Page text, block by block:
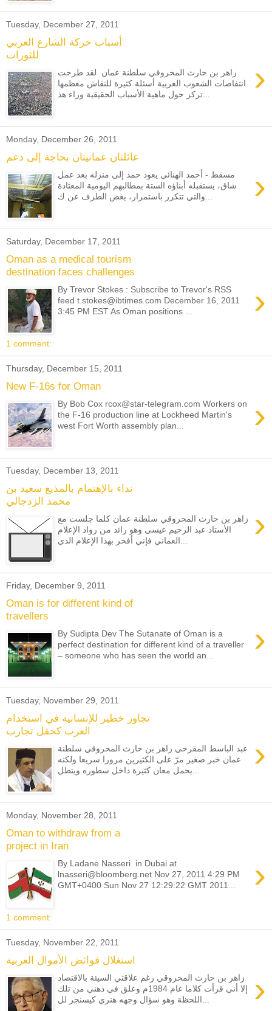
Tuesday, December 27, 2011
أسباب حركة الشارع العربي
للثورات
›
زاهر بن حارث المحروقي سلطنة عمان لقد طرحت
انتفاضات الشعوب العربية أسئلة كثيرة للنقاش معظمها
Monday, December 26, 2011
عائلتان عمانيتان بحاجة إلى دعم
›
مسقط - أحمد الهنائي يعود حمد إلى منزله بعد عمل
شاق، يستقبله أبناؤه الستة بمطالبهم اليومية المعتادة
Saturday, December 17, 2011
Oman as a medical tourism
destination faces challenges
›
By Trevor Stokes : Subscribe to Trevor's RSS
feed t.stokes@ibtimes.com December 16, 2011
3:45 PM EST As Oman positions ...
1 comment:
Thursday, December 15, 2011
New F-16s for Oman
›
By Bob Cox rcox@star-telegram.com Workers on
the F-16 production line at Lockheed Martin's
west Fort Worth assembly plan...
Tuesday, December 13, 2011
نداء بالإهتمام بالمذيع سعيد بن
محمد الزدجالي
›
زاهر بن حارث المحروقي سلطنة عمان كلما جلست مع
الأستاذ عبد الرحيم عيسى وهو رائد من رواد الإعلام
Friday, December 9, 2011
Oman is for different kind of
travellers
›
By Sudipta Dev The Sutanate of Oman is a
perfect destination for different kind of a traveller
– someone who has seen the world an...
Tuesday, November 29, 2011
تجاوز خطير للإنسانية في استخدام
العرب كحقل تجارب
›
عبد الباسط المقرحي زاهر بن حارث المحروقي سلطنة
عمان خبر صغير مرّ على الكثيرين مرورا سريعا ولكنه
Monday, November 28, 2011
Oman to withdraw from a
project in Iran
›
By Ladane Nasseri in Dubai at
lnasseri@bloomberg.net Nov 27, 2011 4:29 PM
GMT+0400 Sun Nov 27 12:29:22 GMT 2011...
1 comment:
Tuesday, November 22, 2011
استغلال فوائض الأموال العربية
›
زاهر بن حارث المحروقي رغم علاقتي السيئة بالاقتصاد
إلا أني قرأت كلاما عام 1984م وعلق في ذهني من تلك